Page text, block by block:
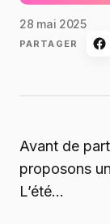
28 mai 2025
PARTAGER
Avant de
proposons
L’été…